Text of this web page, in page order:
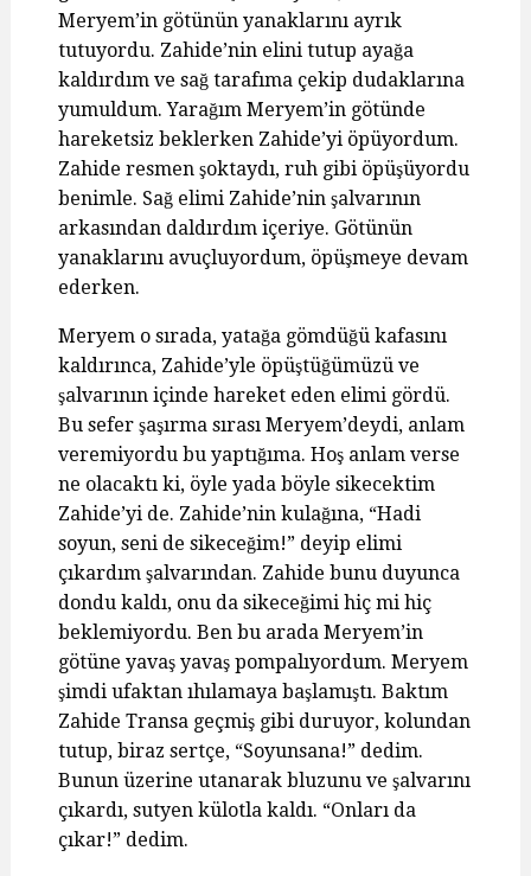
Meryem’in götünün yanaklarını ayrık
tutuyordu. Zahide’nin elini tutup ayağa
kaldırdım ve sağ tarafıma çekip dudaklarına
yumuldum. Yarağım Meryem’in götünde
hareketsiz beklerken Zahide’yi öpüyordum.
Zahide resmen şoktaydı, ruh gibi öpüşüyordu
benimle. Sağ elimi Zahide’nin şalvarının
arkasından daldırdım içeriye. Götünün
yanaklarını avuçluyordum, öpüşmeye devam
ederken.
Meryem o sırada, yatağa gömdüğü kafasını
kaldırınca, Zahide’yle öpüştüğümüzü ve
şalvarının içinde hareket eden elimi gördü.
Bu sefer şaşırma sırası Meryem’deydi, anlam
veremiyordu bu yaptığıma. Hoş anlam verse
ne olacaktı ki, öyle yada böyle sikecektim
Zahide’yi de. Zahide’nin kulağına, “Hadi
soyun, seni de sikeceğim!” deyip elimi
çıkardım şalvarından. Zahide bunu duyunca
dondu kaldı, onu da sikeceğimi hiç mi hiç
beklemiyordu. Ben bu arada Meryem’in
götüne yavaş yavaş pompalıyordum. Meryem
şimdi ufaktan ıhılamaya başlamıştı. Baktım
Zahide Transa geçmiş gibi duruyor, kolundan
tutup, biraz sertçe, “Soyunsana!” dedim.
Bunun üzerine utanarak bluzunu ve şalvarını
çıkardı, sutyen külotla kaldı. “Onları da
çıkar!” dedim.